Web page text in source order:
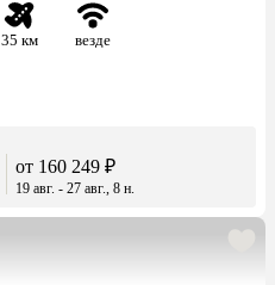
35 км
везде
от 160 249 ₽
19 авг. - 27 авг., 8 н.